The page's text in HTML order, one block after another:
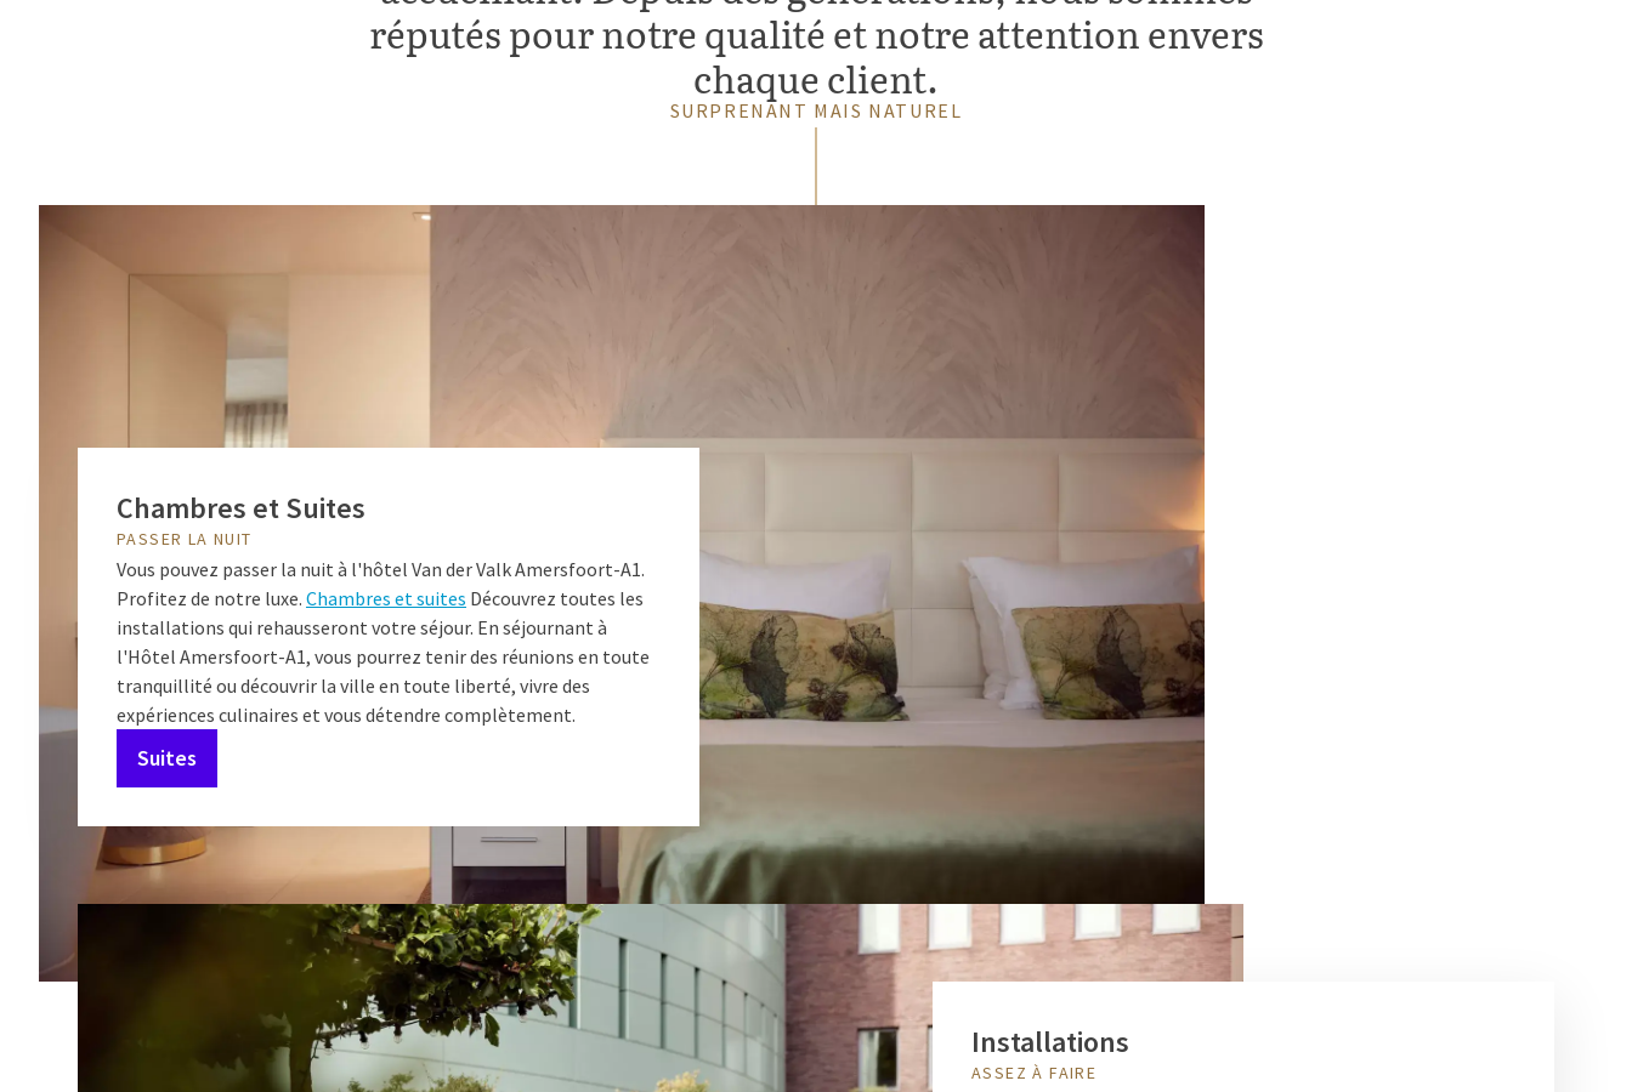
réputés pour notre qualité et notre attention envers
chaque client.
SURPRENANT MAIS NATUREL
Chambres et Suites
PASSER LA NUIT
Vous pouvez passer la nuit à l'hôtel Van der Valk Amersfoort-A1.
Profitez de notre luxe. Chambres et suites Découvrez toutes les
installations qui rehausseront votre séjour. En séjournant à
l'Hôtel Amersfoort-A1, vous pourrez tenir des réunions en toute
tranquillité ou découvrir la ville en toute liberté, vivre des
expériences culinaires et vous détendre complètement.
Suites
Installations
ASSEZ À FAIRE